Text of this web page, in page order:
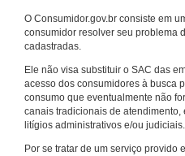
O Consumidor.gov.br consiste em
consumidor resolver seu problema
cadastradas.
Ele não visa substituir o SAC das
acesso dos consumidores à busca
consumo que eventualmente não
canais tradicionais de
litígios administrativos e/ou judiciais.
Por se tratar de um serviço provido